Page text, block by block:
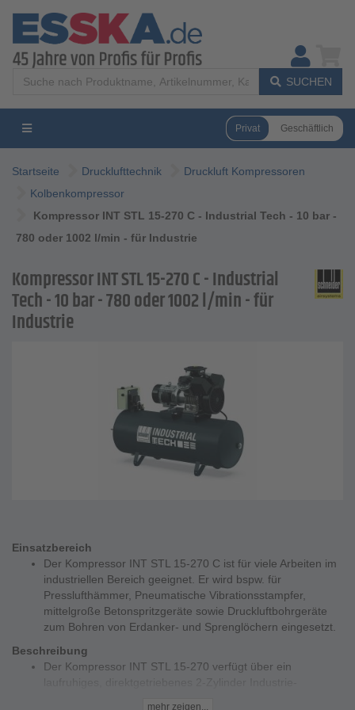
SUCHEN
Privat Geschäftlich
Startseite Drucklufttechnik
Druckluft Kompressoren
Kolbenkompressor
Kompressor INT STL 15-270 C - Industrial Tech - 10 bar -
780 oder 1002 l/min - für Industrie
Kompressor INT STL 15-270 C - Industrial
Tech - 10 bar - 780 oder 1002 l/min - für
Industrie
Einsatzbereich
Der Kompressor INT STL 15-270 C ist für viele Arbeiten im
industriellen Bereich geeignet. Er wird bspw. für
Presslufthämmer, Pneumatische Vibrationsstampfer,
mittelgroße Betonspritzgeräte sowie Druckluftbohrgeräte
zum Bohren von Erdanker- und Sprenglöchern eingesetzt.
Beschreibung
Der Kompressor INT STL 15-270 verfügt über ein
mehr zeigen...